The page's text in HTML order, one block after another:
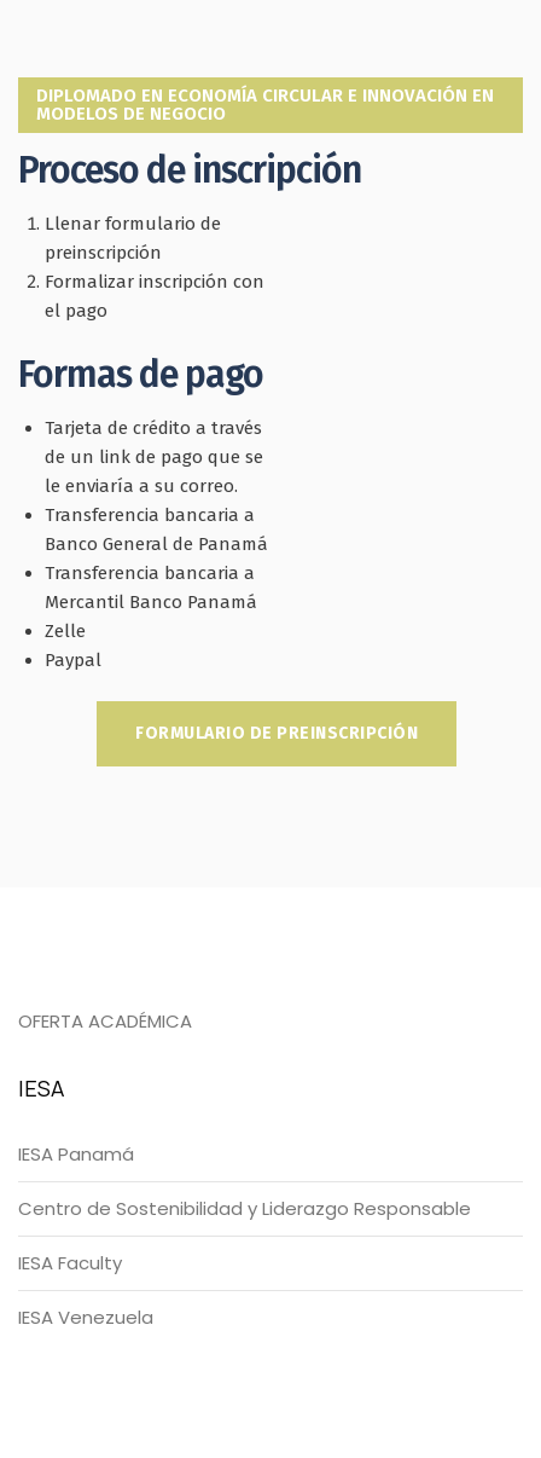
DIPLOMADO EN ECONOMÍA CIRCULAR E INNOVACIÓN EN
MODELOS DE NEGOCIO
Proceso de inscripción
Llenar formulario de
preinscripción
Formalizar inscripción con
el pago
Formas de pago
Tarjeta de crédito a través
de un link de pago que se
le enviaría a su correo.
Transferencia bancaria a
Banco General de Panamá
Transferencia bancaria a
Mercantil Banco Panamá
Zelle
Paypal
FORMULARIO DE PREINSCRIPCIÓN
OFERTA ACADÉMICA
IESA
IESA Panamá
Centro de Sostenibilidad y Liderazgo Responsable
IESA Faculty
IESA Venezuela